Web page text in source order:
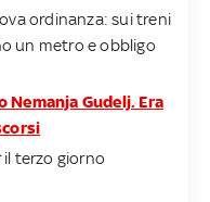
ordinanza: sui treni
un metro e obbligo
Gudelj. Era
il terzo giorno